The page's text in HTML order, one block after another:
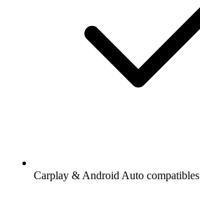
Carplay & Android Auto compatibles